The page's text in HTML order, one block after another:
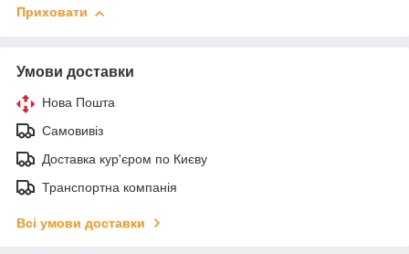
Приховати
Умови доставки
Нова Пошта
Самовивіз
Доставка кур'єром по Києву
Транспортна компанія
Всі умови доставки